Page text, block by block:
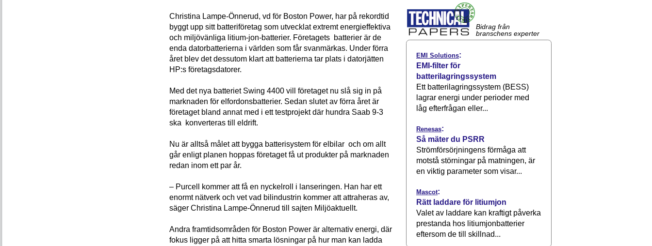
Christina Lampe-Önnerud, vd för Boston Power, har på rekordtid
byggt upp sitt batteriföretag som utvecklat extremt energieffektiva
och miljövänliga litium-jon-batterier. Företagets batterier är de
enda datorbatterierna i världen som får svanmärkas. Under förra
året blev det dessutom klart att batterierna tar plats i datorjätten
HP:s företagsdatorer.
Med det nya batteriet Swing 4400 vill företaget nu slå sig in på
marknaden för elfordonsbatterier. Sedan slutet av förra året är
företaget bland annat med i ett testprojekt där hundra Saab 9-3
ska konverteras till eldrift.
Nu är alltså målet att bygga batterisystem för elbilar och om allt
går enligt planen hoppas företaget få ut produkter på marknaden
redan inom ett par år.
– Purcell kommer att få en nyckelroll i lanseringen. Han har ett
enormt nätverk och vet vad bilindustrin kommer att attraheras av,
säger Christina Lampe-Önnerud till sajten Miljöaktuellt.
Andra framtidsområden för Boston Power är alternativ energi, där
fokus ligger på att hitta smarta lösningar på hur man kan ladda
Bidrag från
branschens experter
EMI Solutions:
EMI-filter för
batterilagringssystem
Ett batterilagringssystem (BESS)
lagrar energi under perioder med
låg efterfrågan eller...
Renesas:
Så mäter du PSRR
Strömförsörjningens förmåga att
motstå störningar på matningen, är
en viktig parameter som visar...
Mascot:
Rätt laddare för litiumjon
Valet av laddare kan kraftigt påverka
prestanda hos litiumjonbatterier
eftersom de till skillnad...